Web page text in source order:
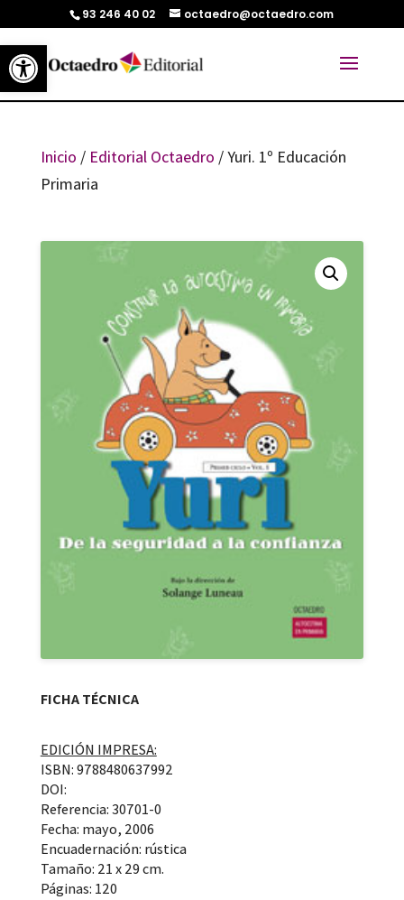
Abrir barra de herramientas
93 246 40 02 octaedro@octaedro.com
Inicio / Editorial Octaedro / Yuri. 1º Educación
Primaria
FICHA TÉCNICA
EDICIÓN IMPRESA:
ISBN: 9788480637992
DOI:
Referencia: 30701-0
Fecha: mayo, 2006
Encuadernación: rústica
Tamaño: 21 x 29 cm.
Páginas: 120